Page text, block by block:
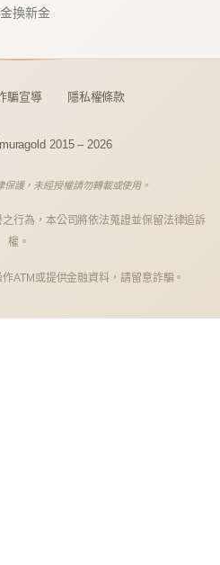
換新金
騙宣導 隱私權條款
2015 – 2026
護，未經授權請勿轉載或使用。
行為，本公司將依法蒐證並保留法律追訴
權。
ATM或提供金融資料，請留意詐騙。